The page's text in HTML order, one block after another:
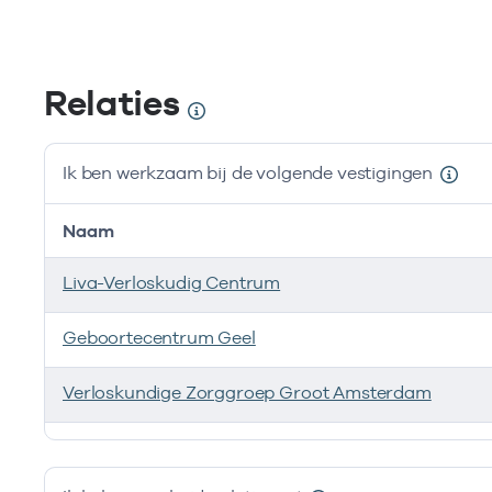
Relaties
Ik ben werkzaam bij de volgende vestigingen
Ik ben werkzaam bij de volgende vestigingen
Naam
Liva-Verloskudig Centrum
Geboortecentrum Geel
Verloskundige Zorggroep Groot Amsterdam